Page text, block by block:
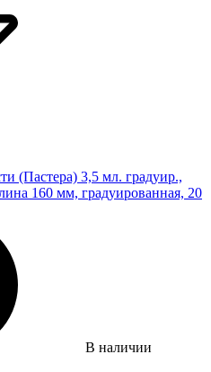
(Пастера) 3,5 мл. градуир.,
160 мм, градуированная, 20
В наличии